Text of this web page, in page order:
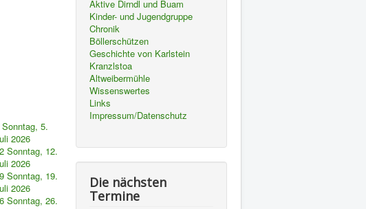
Sonntag, 5.
2026
Sonntag, 12.
2026
Sonntag, 19.
2026
Sonntag, 26.
Aktive Dirndl und Buam
Kinder- und Jugendgruppe
Chronik
Böllerschützen
Geschichte von Karlstein
Kranzlstoa
Altweibermühle
Wissenswertes
Links
Impressum/Datenschutz
Die nächsten
Termine